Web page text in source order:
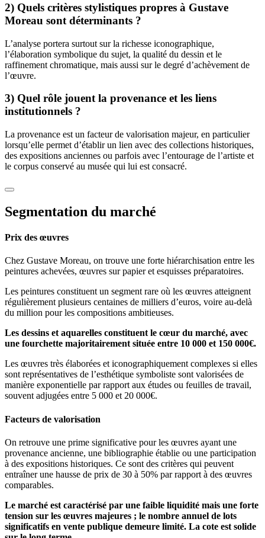
2) Quels critères stylistiques propres à Gustave
Moreau sont déterminants ?
L’analyse portera surtout sur la richesse iconographique,
l’élaboration symbolique du sujet, la qualité du dessin et le
raffinement chromatique, mais aussi sur le degré d’achèvement de
l’œuvre.
3) Quel rôle jouent la provenance et les liens
institutionnels ?
La provenance est un facteur de valorisation majeur, en particulier
lorsqu’elle permet d’établir un lien avec des collections historiques,
des expositions anciennes ou parfois avec l’entourage de l’artiste et
le corpus conservé au musée qui lui est consacré.
Segmentation du marché
Prix des œuvres
Chez Gustave Moreau, on trouve une forte hiérarchisation entre les
peintures achevées, œuvres sur papier et esquisses préparatoires.
Les peintures constituent un segment rare où les œuvres atteignent
régulièrement plusieurs centaines de milliers d’euros, voire au-delà
du million pour les compositions ambitieuses.
Les dessins et aquarelles constituent le cœur du marché, avec
une fourchette majoritairement située entre 10 000 et 150 000€.
Les œuvres très élaborées et iconographiquement complexes si elles
sont représentatives de l’esthétique symboliste sont valorisées de
manière exponentielle par rapport aux études ou feuilles de travail,
souvent adjugées entre 5 000 et 20 000€.
Facteurs de valorisation
On retrouve une prime significative pour les œuvres ayant une
provenance ancienne, une bibliographie établie ou une participation
à des expositions historiques. Ce sont des critères qui peuvent
entraîner une hausse de prix de 30 à 50% par rapport à des œuvres
comparables.
Le marché est caractérisé par une faible liquidité mais une forte
tension sur les œuvres majeures ; le nombre annuel de lots
significatifs en vente publique demeure limité. La cote est solide